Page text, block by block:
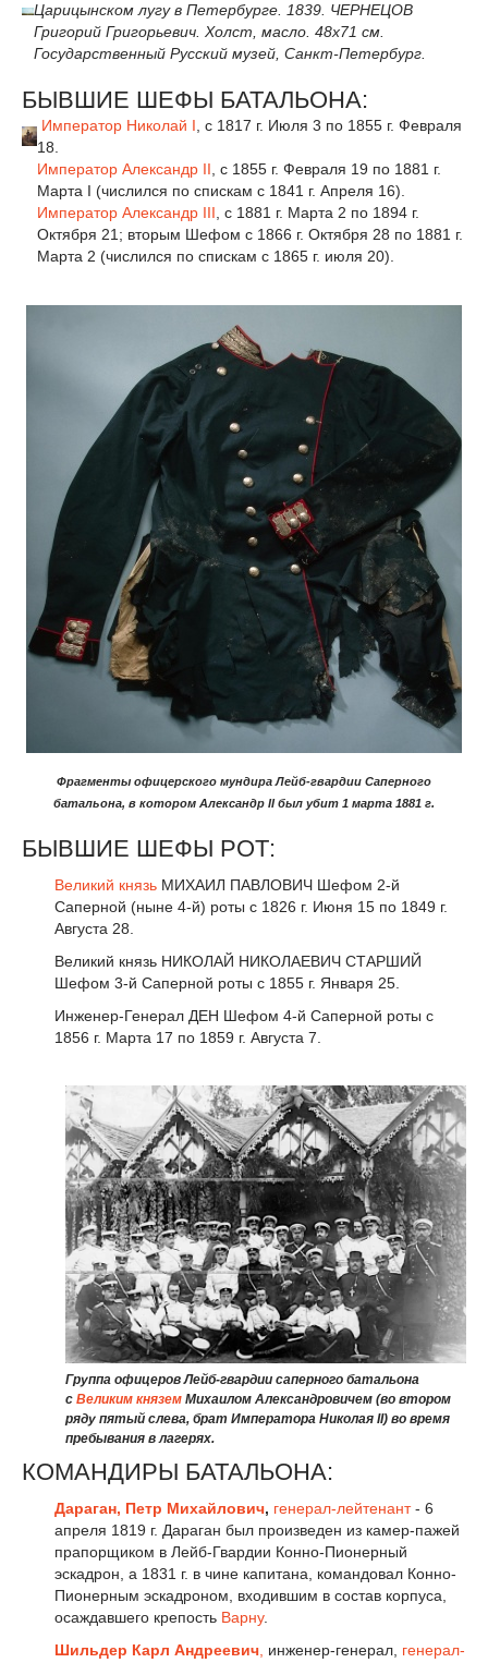
Царицынском лугу в Петербурге. 1839. ЧЕРНЕЦОВ
Григорий Григорьевич. Холст, масло. 48x71 см.
Государственный Русский музей, Санкт-Петербург.
БЫВШИЕ ШЕФЫ БАТАЛЬОНА:
Император Николай I, с 1817 г. Июля 3 по 1855 г. Февраля
18.
Император Александр II, с 1855 г. Февраля 19 по 1881 г.
Марта I (числился по спискам с 1841 г. Апреля 16).
Император Александр III, с 1881 г. Марта 2 по 1894 г.
Октября 21; вторым Шефом с 1866 г. Октября 28 по 1881 г.
Марта 2 (числился по спискам с 1865 г. июля 20).
Фрагменты офицерского мундира Лейб-гвардии Cаперного
батальона, в котором Александр II был убит 1 марта 1881 г.
БЫВШИЕ ШЕФЫ РОТ:
Великий князь МИХАИЛ ПАВЛОВИЧ Шефом 2-й
Саперной (ныне 4-й) роты с 1826 г. Июня 15 по 1849 г.
Августа 28.
Великий князь НИКОЛАЙ НИКОЛАЕВИЧ СТАРШИЙ
Шефом 3-й Саперной роты с 1855 г. Января 25.
Инженер-Генерал ДЕН Шефом 4-й Саперной роты с
1856 г. Марта 17 по 1859 г. Августа 7.
Группа офицеров Лейб-гвардии саперного батальона
с Великим князем Михаилом Александровичем (во втором
ряду пятый слева, брат Императора Николая II) во время
пребывания в лагерях.
КОМАНДИРЫ БАТАЛЬОНА:
Дараган, Петр Михайлович, генерал-лейтенант- 6
апреля 1819 г. Дараган был произведен из камер-пажей
прапорщиком в Лейб-Гвардии Конно-Пионерный
эскадрон, а 1831 г. в чине капитана, командовал Конно-
Пионерным эскадроном, входившим в состав корпуса,
осаждавшего крепость Варну.
Шильдер Карл Андреевич инженер-генерал, генерал-